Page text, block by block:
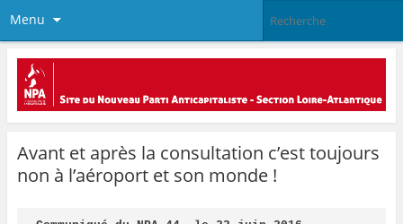
Menu
Avant et après la consultation c’est toujours
non à l’aéroport et son monde !